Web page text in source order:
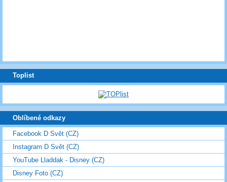
Toplist
Oblíbené odkazy
Facebook D Svět (CZ)
Instagram D Svět (CZ)
YouTube Lladdak - Disney (CZ)
Disney Foto (CZ)